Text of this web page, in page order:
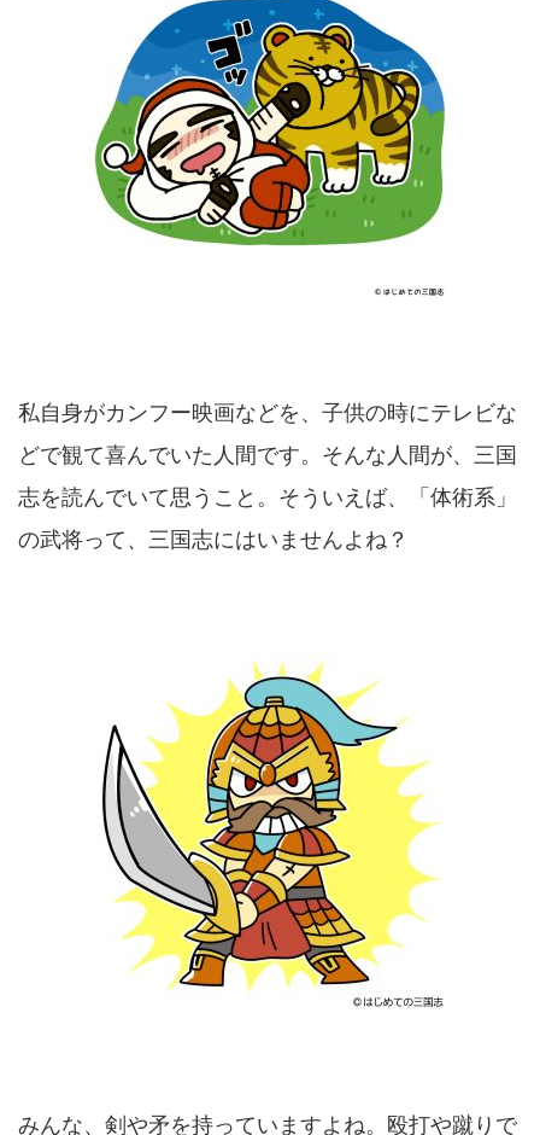
私自身がカンフー映画などを、子供の時にテレビな
どで観て喜んでいた人間です。そんな人間が、三国
志を読んでいて思うこと。そういえば、「体術系」
の武将って、三国志にはいませんよね？
みんな、剣や矛を持っていますよね。殴打や蹴りで